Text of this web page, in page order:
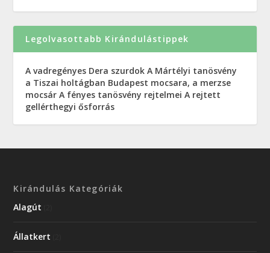
Legolvasottabb Kirándulástippek
A vadregényes Dera szurdok A Mártélyi tanösvény
a Tiszai holtágban Budapest mocsara, a merzse
mocsár A fényes tanösvény rejtelmei A rejtett
gellérthegyi ősforrás
Kirándulás Kategóriák
Alagút
Állatkert